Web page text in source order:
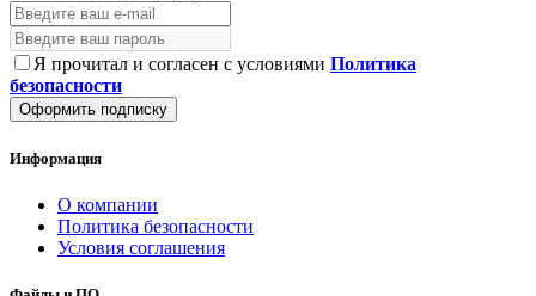
Я прочитал и согласен с условиями Политика
безопасности
Оформить подписку
Информация
О компании
Политика безопасности
Условия соглашения